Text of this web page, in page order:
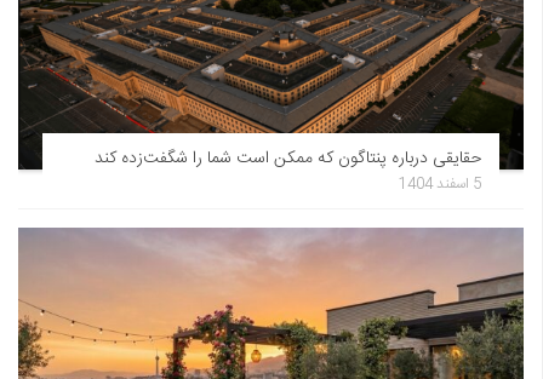
حقایقی درباره پنتاگون که ممکن است شما را شگفت‌زده کند
5 اسفند 1404